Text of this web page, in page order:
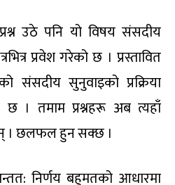
उठे पनि यो विषय संसदीय
प्रवेश गरेको छ । प्रस्तावित
संसदीय सुनुवाइको प्रक्रिया
। तमाम प्रश्नहरू अब त्यहाँ
। छलफल हुन सक्छ ।
निर्णय बहुमतको आधारमा